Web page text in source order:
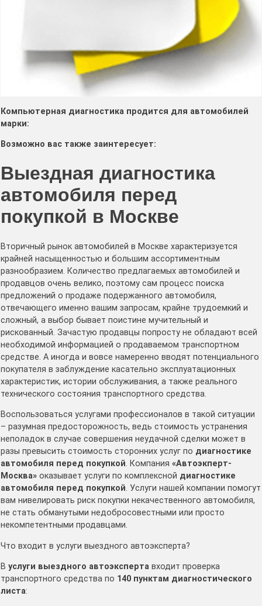
Компьютерная диагностика продится для автомобилей
марки:
Возможно вас также заинтересует:
Выездная диагностика
автомобиля перед
покупкой в Москве
Вторичный рынок автомобилей в Москве характеризуется
крайней насыщенностью и большим ассортиментным
разнообразием. Количество предлагаемых автомобилей и
продавцов очень велико, поэтому сам процесс поиска
предложений о продаже подержанного автомобиля,
отвечающего именно вашим запросам, крайне трудоемкий и
сложный, а выбор бывает поистине мучительный и
рискованный. Зачастую продавцы попросту не обладают всей
необходимой информацией о продаваемом транспортном
средстве. А иногда и вовсе намеренно вводят потенциального
покупателя в заблуждение касательно эксплуатационных
характеристик, истории обслуживания, а также реального
технического состояния транспортного средства.
Воспользоваться услугами профессионалов в такой ситуации
– разумная предосторожность, ведь стоимость устранения
неполадок в случае совершения неудачной сделки может в
разы превысить стоимость сторонних услуг по диагностике
автомобиля перед покупкой. Компания «Автоэкперт-
Москва» оказывает услуги по комплексной диагностике
автомобиля перед покупкой. Услуги нашей компании помогут
вам нивелировать риск покупки некачественного автомобиля,
не стать обманутыми недобросовестными или просто
некомпетентными продавцами.
Что входит в услуги выездного автоэксперта?
В услуги выездного автоэксперта входит проверка
транспортного средства по 140 пунктам диагностического
листа: